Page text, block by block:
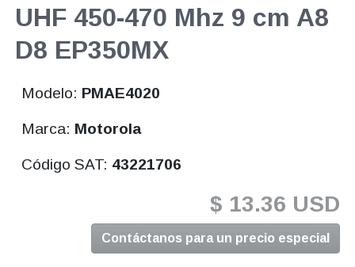
UHF 450-470 Mhz 9 cm A8
D8 EP350MX
Modelo: PMAE4020
Marca: Motorola
Código SAT: 43221706
$ 13.36 USD
Contáctanos para un precio especial